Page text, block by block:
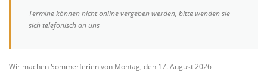
Termine können nicht online vergeben werden, bitte wenden sie
sich telefonisch an uns
Wir machen Sommerferien von Montag, den 17. August 2026